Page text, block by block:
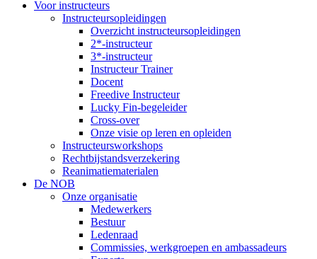
Voor instructeurs
Instructeursopleidingen
Overzicht instructeursopleidingen
2*-instructeur
3*-instructeur
Instructeur Trainer
Docent
Freedive Instructeur
Lucky Fin-begeleider
Cross-over
Onze visie op leren en opleiden
Instructeursworkshops
Rechtbijstandsverzekering
Reanimatiematerialen
De NOB
Onze organisatie
Medewerkers
Bestuur
Ledenraad
Commissies, werkgroepen en ambassadeurs